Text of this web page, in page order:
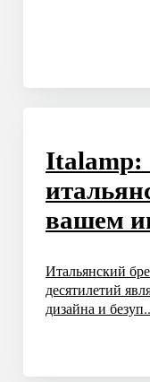
Italamp:
вашем
Итальянский
десятилетий
дизайна и